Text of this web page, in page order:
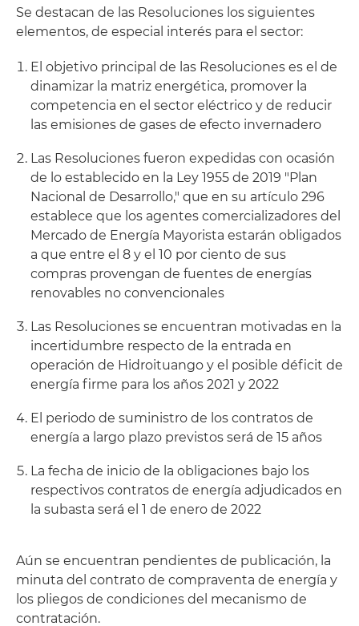
Se destacan de las Resoluciones los siguientes
elementos, de especial interés para el sector:
El objetivo principal de las Resoluciones es el de
dinamizar la matriz energética, promover la
competencia en el sector eléctrico y de reducir
las emisiones de gases de efecto invernadero
Las Resoluciones fueron expedidas con ocasión
de lo establecido en la Ley 1955 de 2019 "Plan
Nacional de Desarrollo," que en su artículo 296
establece que los agentes comercializadores del
Mercado de Energía Mayorista estarán obligados
a que entre el 8 y el 10 por ciento de sus
compras provengan de fuentes de energías
renovables no convencionales
Las Resoluciones se encuentran motivadas en la
incertidumbre respecto de la entrada en
operación de Hidroituango y el posible déficit de
energía firme para los años 2021 y 2022
El periodo de suministro de los contratos de
energía a largo plazo previstos será de 15 años
La fecha de inicio de la obligaciones bajo los
respectivos contratos de energía adjudicados en
la subasta será el 1 de enero de 2022
Aún se encuentran pendientes de publicación, la
minuta del contrato de compraventa de energía y
los pliegos de condiciones del mecanismo de
contratación.